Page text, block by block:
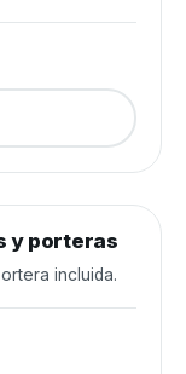
Cerrada
y porteras
incluida.